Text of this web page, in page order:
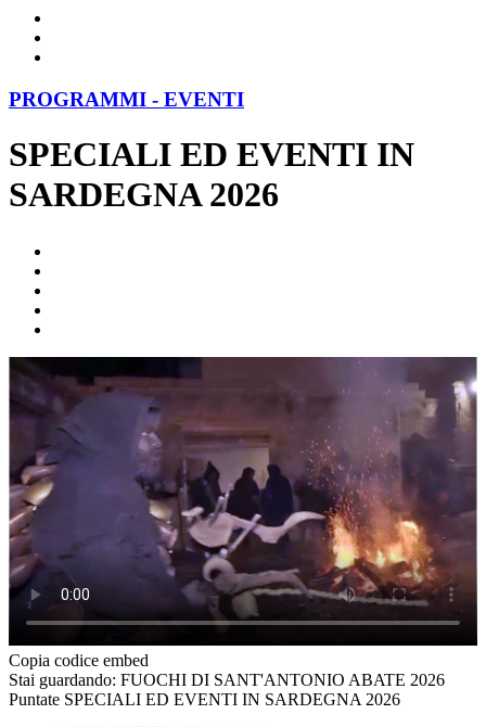
PROGRAMMI - EVENTI
SPECIALI ED EVENTI IN
SARDEGNA 2026
Copia codice embed
Stai guardando: FUOCHI DI SANT'ANTONIO ABATE 2026
Puntate SPECIALI ED EVENTI IN SARDEGNA 2026